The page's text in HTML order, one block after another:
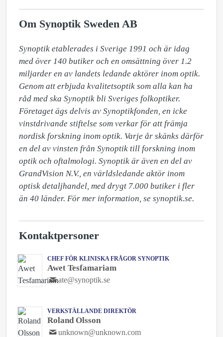
Om Synoptik Sweden AB
Synoptik etablerades i Sverige 1991 och är idag
med över 140 butiker och en omsättning över 1.2
miljarder en av landets ledande aktörer inom optik.
Genom att erbjuda kvalitetsoptik som alla kan ha
råd med ska Synoptik bli Sveriges folkoptiker.
Företaget ägs delvis av Synoptikfonden, en icke
vinstdrivande stiftelse som verkar för att främja
nordisk forskning inom optik. Varje år skänks därför
en del av vinsten från Synoptik till forskning inom
optik och oftalmologi. Synoptik är även en del av
GrandVision N.V., en världsledande aktör inom
optisk detaljhandel, med drygt 7.000 butiker i fler
än 40 länder. För mer information, se synoptik.se.
Kontaktpersoner
CHEF FÖR KLINISKA FRÅGOR SYNOPTIK
Awet Tesfamariam
ate@synoptik.se
VERKSTÄLLANDE DIREKTÖR
Roland Olsson
unknown@unknown.com